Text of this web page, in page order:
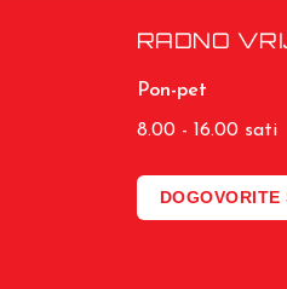
RADNO
Pon-pet
8.00 - 16.00 sati